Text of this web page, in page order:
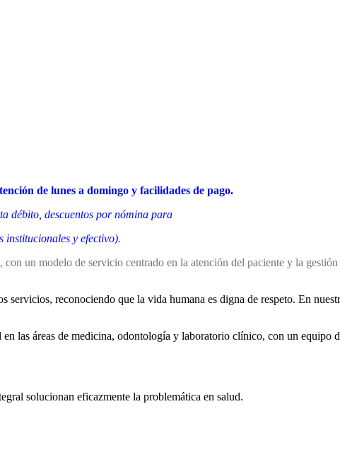
de lunes a domingo y facilidades de pago.
débito, descuentos por nómina para
institucionales y efectivo).
un modelo de servicio centrado en la atención del paciente y la
reconociendo que la vida humana es digna de respeto. En
las áreas de medicina, odontología y laboratorio clínico, con un equipo
solucionan eficazmente la problemática en salud.